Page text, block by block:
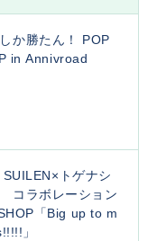
か勝たん！ POP
in Annivroad
トゲナシ
コラボレーション
「Big up to m
」